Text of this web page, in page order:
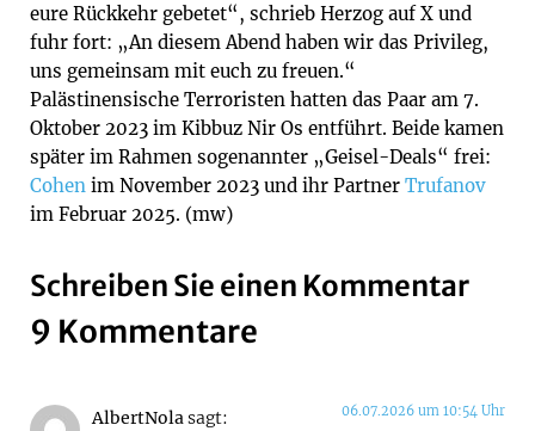
eure Rückkehr gebetet“, schrieb Herzog auf X und
fuhr fort: „An diesem Abend haben wir das Privileg,
uns gemeinsam mit euch zu freuen.“
Palästinensische Terroristen hatten das Paar am 7.
Oktober 2023 im Kibbuz Nir Os entführt. Beide kamen
später im Rahmen sogenannter „Geisel-Deals“ frei:
Cohen im November 2023 und ihr Partner Trufanov
im Februar 2025. (mw)
Schreiben Sie einen Kommentar
9 Kommentare
AlbertNolasagt: 06.07.2026 um 10:54 Uhr